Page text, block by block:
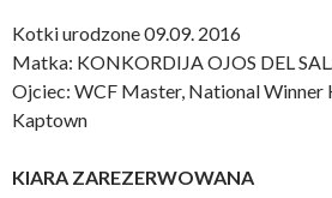
Kotki urodzone 09.09. 2016
Matka: KONKORDIJA OJOS DEL
Ojciec: WCF Master, National Winner
Kaptown
KIARA ZAREZERWOWANA